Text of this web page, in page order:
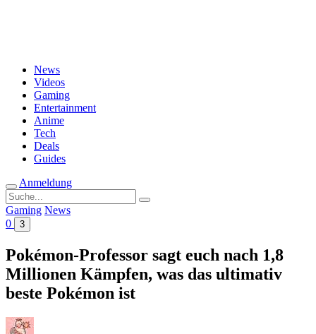
News
Videos
Gaming
Entertainment
Anime
Tech
Deals
Guides
Anmeldung
Suche
nach:
Gaming News
0
3
Pokémon-Professor sagt euch nach 1,8
Millionen Kämpfen, was das ultimativ
beste Pokémon ist